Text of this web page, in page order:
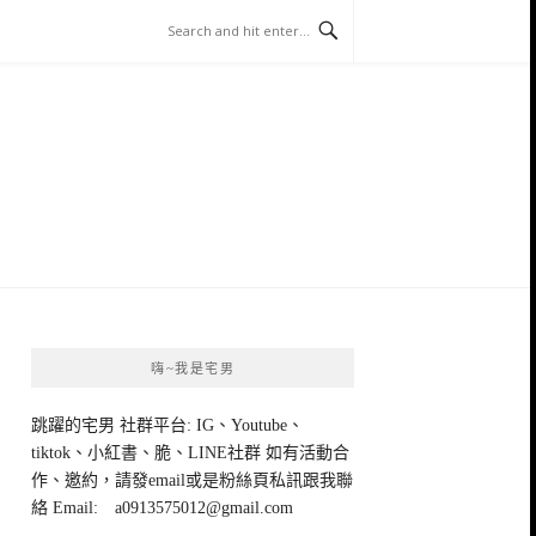
嗨~我是宅男
跳躍的宅男 社群平台: IG、Youtube、
tiktok、小紅書、脆、LINE社群 如有活動合
作、邀約，請發email或是粉絲頁私訊跟我聯
絡 Email: a0913575012@gmail.com